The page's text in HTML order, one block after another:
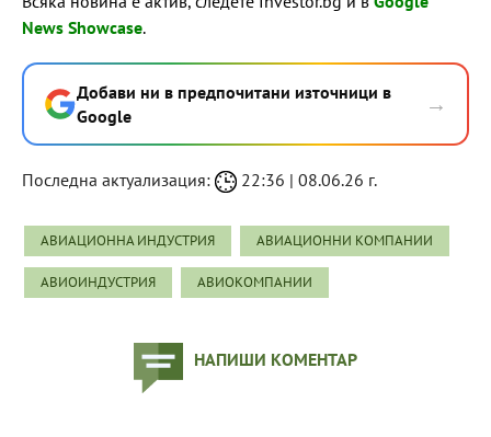
News Showcase.
Добави ни в предпочитани източници в
Google
→
Последна актуализация: 22:36 | 08.06.26 г.
АВИАЦИОННА ИНДУСТРИЯ АВИАЦИОННИ КОМПАНИИ
АВИОИНДУСТРИЯ АВИОКОМПАНИИ
НАПИШИ КОМЕНТАР